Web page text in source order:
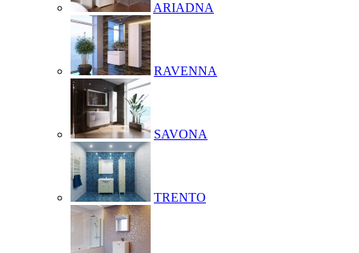
ARIADNA
RAVENNA
SAVONA
TRENTO